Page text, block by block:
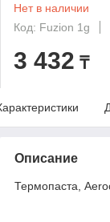
Нет в наличии
Код: Fuzion 1g
3 432 ₸
Описание
Термопаста,